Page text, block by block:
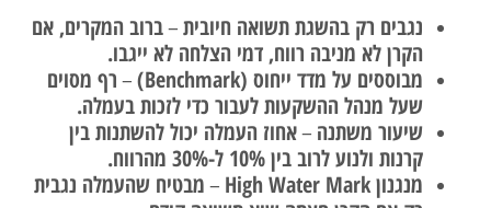
נגבים רק בהשגת תשואה חיובית –ברוב המקרים, אם
הקרן לא מניבה רווח, דמי הצלחה לא ייגבו.
מבוססים על מדד ייחוס (Benchmark)
– רף מסוים
שעל מנהל ההשקעות לעבור כדי לזכות בעמלה.
שיעור משתנה –אחוז העמלה יכול להשתנות בין
קרנות ולנוע לרוב בין 10% ל-30% מהרווח.
מנגנון High Water Mark
– מבטיח שהעמלה נגבית